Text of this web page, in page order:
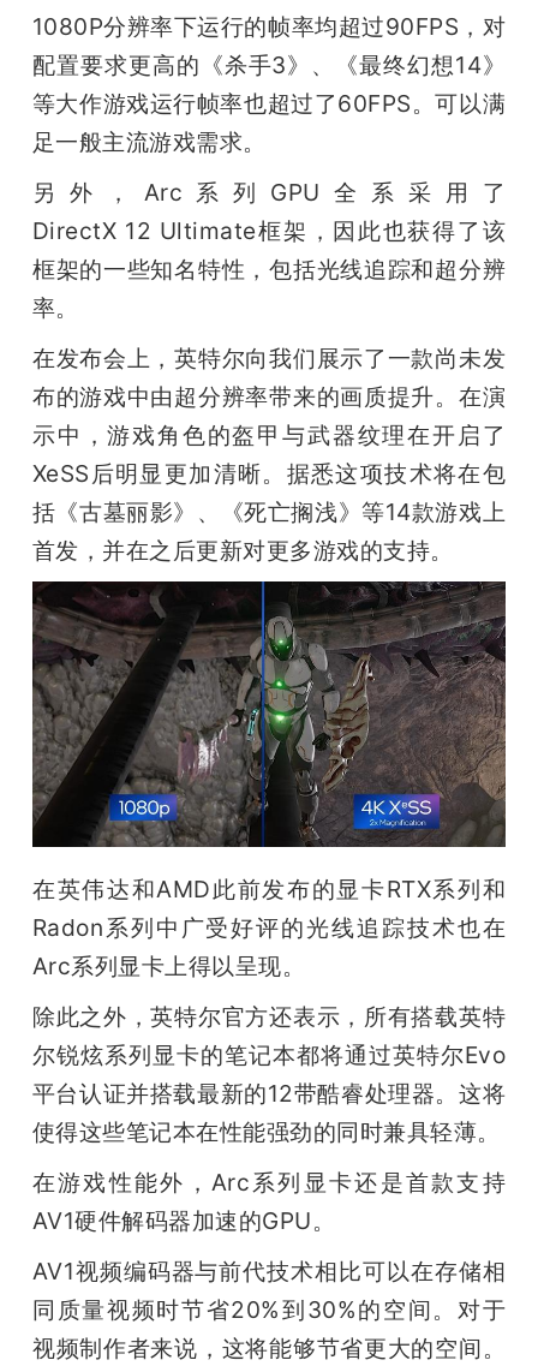
1080P分辨率下运行的帧率均超过90FPS，对
配置要求更高的《杀手3》、《最终幻想14》
等大作游戏运行帧率也超过了60FPS。可以满
足一般主流游戏需求。
另外，Arc系列GPU全系采用了
DirectX 12 Ultimate框架，因此也获得了该
框架的一些知名特性，包括光线追踪和超分辨
率。
在发布会上，英特尔向我们展示了一款尚未发
布的游戏中由超分辨率带来的画质提升。在演
示中，游戏角色的盔甲与武器纹理在开启了
XeSS后明显更加清晰。据悉这项技术将在包
括《古墓丽影》、《死亡搁浅》等14款游戏上
首发，并在之后更新对更多游戏的支持。
在英伟达和AMD此前发布的显卡RTX系列和
Radon系列中广受好评的光线追踪技术也在
Arc系列显卡上得以呈现。
除此之外，英特尔官方还表示，所有搭载英特
尔锐炫系列显卡的笔记本都将通过英特尔Evo
平台认证并搭载最新的12带酷睿处理器。这将
使得这些笔记本在性能强劲的同时兼具轻薄。
在游戏性能外，Arc系列显卡还是首款支持
AV1硬件解码器加速的GPU。
AV1视频编码器与前代技术相比可以在存储相
同质量视频时节省20%到30%的空间。对于
视频制作者来说，这将能够节省更大的空间。